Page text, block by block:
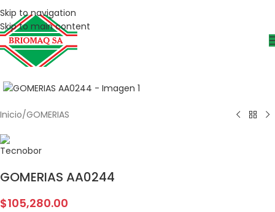
Skip to navigation
Skip to main content
Inicio/GOMERIAS
GOMERIAS AA0244
$105,280.00